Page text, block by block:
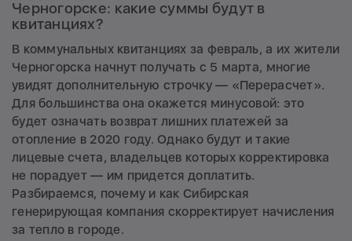
Черногорске: какие суммы будут в
квитанциях?
В коммунальных квитанциях за февраль, а их жители
Черногорска начнут получать с 5 марта, многие
увидят дополнительную строчку — «Перерасчет».
Для большинства она окажется минусовой: это
будет означать возврат лишних платежей за
отопление в 2020 году. Однако будут и такие
лицевые счета, владельцев которых корректировка
не порадует — им придется доплатить.
Разбираемся, почему и как Сибирская
генерирующая компания скорректирует начисления
за тепло в городе.